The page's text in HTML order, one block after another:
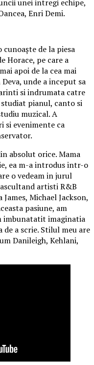
unei intregi echipe,
Enri Demi.
cunoaște de la piesa
Horace, pe care a
apoi de la cea mai
unde a inceput sa
si indrumata catre
pianul, canto si
muzical. A
si evenimente ca
absolut orice. Mama
ea m-a introdus intr-o
o vedeam in jurul
artisti R&B
Michael Jackson,
pasiune, am
imbunatatit imaginatia
a scrie. Stilul meu are
Danileigh, Kehlani,